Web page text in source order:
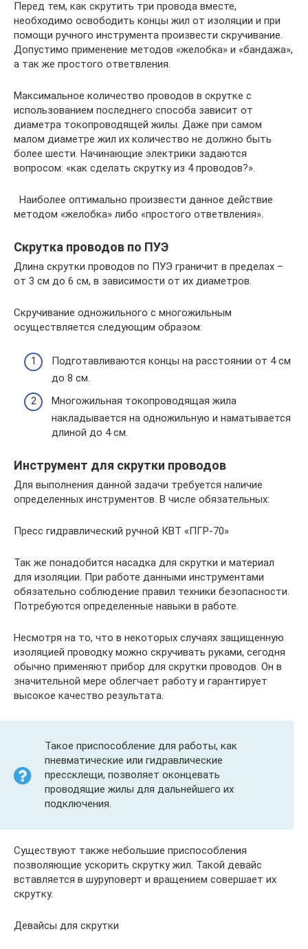
Перед тем, как скрутить три провода вместе,
необходимо освободить концы жил от изоляции и при
помощи ручного инструмента произвести скручивание.
Допустимо применение методов «желобка» и «бандажа»,
а так же простого ответвления.
Максимальное количество проводов в скрутке с
использованием последнего способа зависит от
диаметра токопроводящей жилы. Даже при самом
малом диаметре жил их количество не должно быть
более шести. Начинающие электрики задаются
вопросом: «как сделать скрутку из 4 проводов?».
Наиболее оптимально произвести данное действие
методом «желобка» либо «простого ответвления».
Скрутка проводов по ПУЭ
Длина скрутки проводов по ПУЭ граничит в пределах –
от 3 см до 6 см, в зависимости от их диаметров.
Скручивание одножильного с многожильным
осуществляется следующим образом:
Подготавливаются концы на расстоянии от 4 см
до 8 см.
Многожильная токопроводящая жила
накладывается на одножильную и наматывается
длиной до 4 см.
Инструмент для скрутки проводов
Для выполнения данной задачи требуется наличие
определенных инструментов. В числе обязательных:
Пресс гидравлический ручной КВТ «ПГР-70»
Так же понадобится насадка для скрутки и материал
для изоляции. При работе данными инструментами
обязательно соблюдение правил техники безопасности.
Потребуются определенные навыки в работе.
Несмотря на то, что в некоторых случаях защищенную
изоляцией проводку можно скручивать руками, сегодня
обычно применяют прибор для скрутки проводов. Он в
значительной мере облегчает работу и гарантирует
высокое качество результата.
Такое приспособление для работы, как
пневматические или гидравлические
прессклещи, позволяет оконцевать
проводящие жилы для дальнейшего их
подключения.
Существуют также небольшие приспособления
позволяющие ускорить скрутку жил. Такой девайс
вставляется в шуруповерт и вращением совершает их
скрутку.
Девайсы для скрутки